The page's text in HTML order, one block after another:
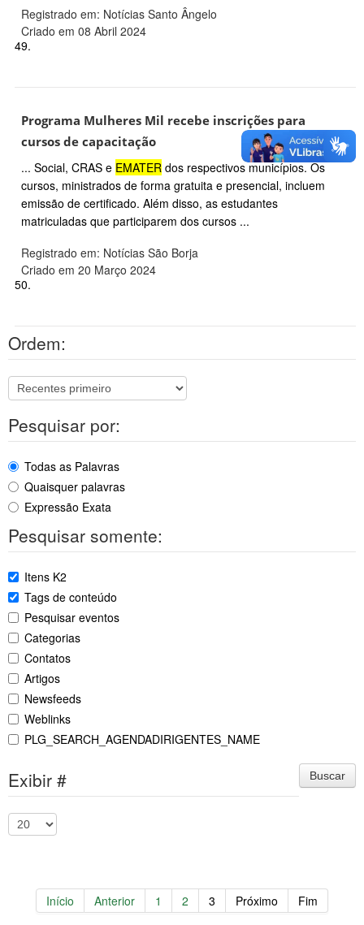
Registrado em: Notícias Santo Ângelo
Criado em 08 Abril 2024
49.
Programa Mulheres Mil recebe inscrições para
cursos de capacitação
... Social, CRAS e EMATER dos respectivos municípios. Os
cursos, ministrados de forma gratuita e presencial, incluem
emissão de certificado. Além disso, as estudantes
matriculadas que participarem dos cursos ...
Registrado em: Notícias São Borja
Criado em 20 Março 2024
50.
Ordem:
Pesquisar por:
Todas as Palavras
Quaisquer palavras
Expressão Exata
Pesquisar somente:
Itens K2
Tags de conteúdo
Pesquisar eventos
Categorias
Contatos
Artigos
Newsfeeds
Weblinks
PLG_SEARCH_AGENDADIRIGENTES_NAME
Buscar
Exibir #
Início Anterior 1 2 3 Próximo Fim